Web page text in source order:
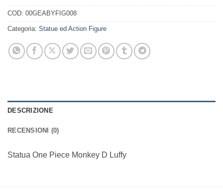
COD: 00GEABYFIG008
Categoria: Statue ed Action Figure
DESCRIZIONE
RECENSIONI (0)
Statua One Piece Monkey D Luffy